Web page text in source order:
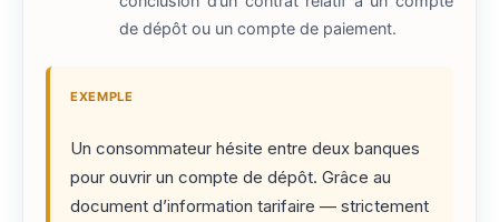
de dépôt ou un compte de paiement.
EXEMPLE
Un consommateur hésite entre deux banques
pour ouvrir un compte de dépôt. Grâce au
document d’information tarifaire — strictement